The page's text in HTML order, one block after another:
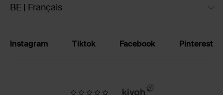
BE | Français
Instagram Tiktok Facebook Pinterest